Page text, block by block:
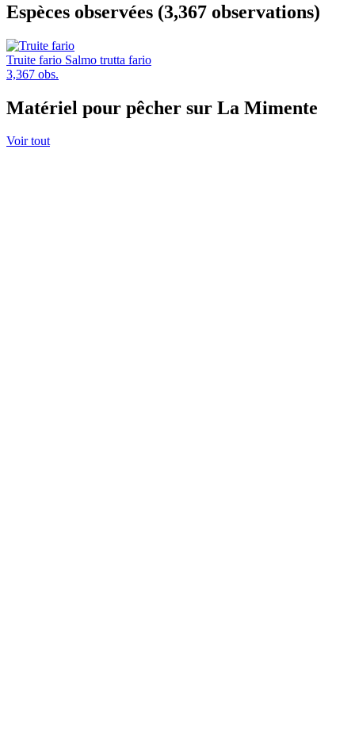
Espèces observées (3,367 observations)
Truite fario Salmo trutta fario
3,367 obs.
Matériel pour pêcher sur La Mimente
Voir tout